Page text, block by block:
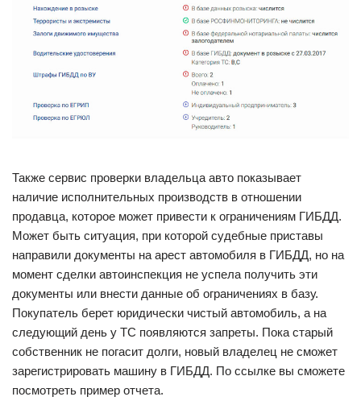
Также сервис проверки владельца авто показывает
наличие исполнительных производств в отношении
продавца, которое может привести к ограничениям ГИБДД.
Может быть ситуация, при которой судебные приставы
направили документы на арест автомобиля в ГИБДД, но на
момент сделки автоинспекция не успела получить эти
документы или внести данные об ограничениях в базу.
Покупатель берет юридически чистый автомобиль, а на
следующий день у ТС появляются запреты. Пока старый
собственник не погасит долги, новый владелец не сможет
зарегистрировать машину в ГИБДД. По ссылке вы сможете
посмотреть пример отчета.